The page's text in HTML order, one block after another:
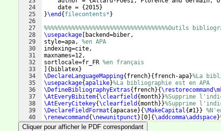
24
25
26
27
28
29
30
31
32
33
34
35
36
37
38
39
40
41
    date =
{2015}
}\end { filecontents* }
\usepackage
backend=biber,
style=apa, %en APA
indexing=cite,
maxnames=12,
sortlocale=fr_FR %en français
{ biblatex}
\DeclareLanguageMapping{ french}{ french-apa}%La
\usepackage{apalike}%La bibliographie est en APA
\DefineBibliographyExtras{ french}{
\AtEveryBibitem{\clearfield {month}}%Supprime
\AtEveryCitekey{\clearfield {month}}%Supprime
\DeclareFieldFormat{apacase}{\MakeCapital{#1}}
\renewcommand {\newunitpunct } 0 {\addcomma\addspace}
Cliquer pour afficher le PDF correspondant